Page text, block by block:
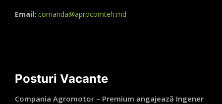
Email: comanda@aprocomteh.md
Posturi Vacante
Compania Agromotor – Premium angajează Ingener